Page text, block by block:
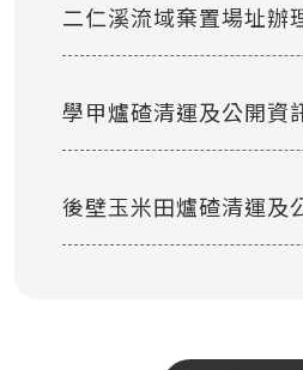
二仁溪流域棄置場址辦
學甲爐碴清運及公開資
後壁玉米田爐碴清運及